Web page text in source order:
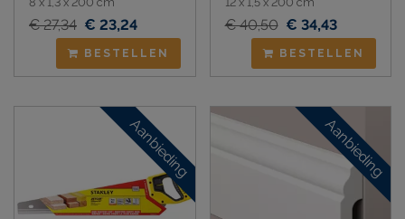
€ 27,34 € 23,24
BESTELLEN
€ 40,50 € 34,43
BESTELLEN
Aanbieding Aanbieding